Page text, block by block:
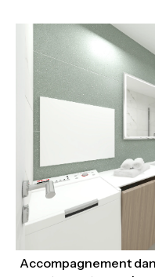
Accompagnement